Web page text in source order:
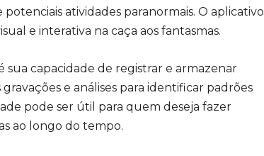
atividades paranormais. O aplicativo
e interativa na caça aos fantasmas.
capacidade de registrar e armazenar
e análises para identificar padrões
pode ser útil para quem deseja fazer
ao longo do tempo.